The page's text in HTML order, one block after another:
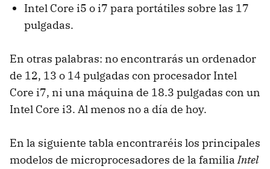
Intel Core i5 o i7 para portátiles sobre las 17
pulgadas.
En otras palabras: no encontrarás un ordenador
de 12, 13 o 14 pulgadas con procesador Intel
Core i7, ni una máquina de 18.3 pulgadas con un
Intel Core i3. Al menos no a día de hoy.
En la siguiente tabla encontraréis los principales
modelos de microprocesadores de la familiaIntel